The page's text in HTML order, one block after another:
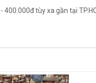
400.000đ tùy xa gần tại